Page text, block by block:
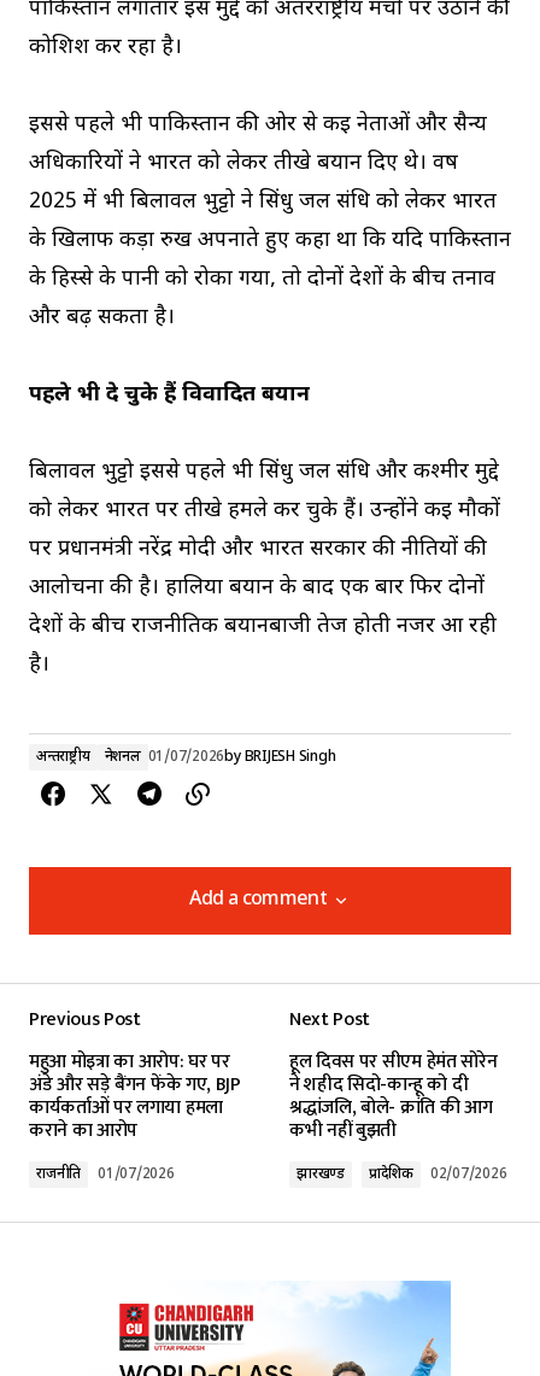
पाकिस्तान लगातार इस मुद्दे को अंतरराष्ट्रीय मंचों पर उठाने की
कोशिश कर रहा है।
इससे पहले भी पाकिस्तान की ओर से कई नेताओं और सैन्य
अधिकारियों ने भारत को लेकर तीखे बयान दिए थे। वर्ष
2025 में भी बिलावल भुट्टो ने सिंधु जल संधि को लेकर भारत
के खिलाफ कड़ा रुख अपनाते हुए कहा था कि यदि पाकिस्तान
के हिस्से के पानी को रोका गया, तो दोनों देशों के बीच तनाव
और बढ़ सकता है।
पहले भी दे चुके हैं विवादित बयान
बिलावल भुट्टो इससे पहले भी सिंधु जल संधि और कश्मीर मुद्दे
को लेकर भारत पर तीखे हमले कर चुके हैं। उन्होंने कई मौकों
पर प्रधानमंत्री नरेंद्र मोदी और भारत सरकार की नीतियों की
आलोचना की है। हालिया बयान के बाद एक बार फिर दोनों
देशों के बीच राजनीतिक बयानबाजी तेज होती नजर आ रही
है।
अन्तर्राष्ट्रीय नेशनल 01/07/2026by BRIJESH Singh
Add a comment
Add a comment
Required fields are marked*
Comment
Your E-mail*
Previous Post
महुआ मोइत्रा का आरोप: घर पर
अंडे और सड़े बैंगन फेंके गए, BJP
कार्यकर्ताओं पर लगाया हमला
कराने का आरोप
राजनीति 01/07/2026
Next Post
हूल दिवस पर सीएम हेमंत सोरेन
ने शहीद सिदो-कान्हू को दी
श्रद्धांजलि, बोले- क्रांति की आग
कभी नहीं बुझती
झारखण्ड प्रादेशिक 02/07/2026